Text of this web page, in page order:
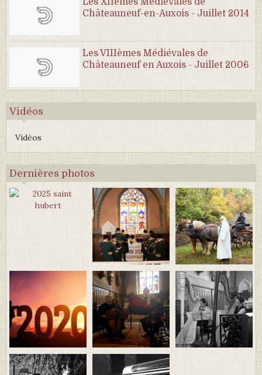
Châteauneuf-en-Auxois - Juillet 2014
Les VIIIèmes Médiévales de
Châteauneuf en Auxois - Juillet 2006
Vidéos
Vidéos
Dernières photos